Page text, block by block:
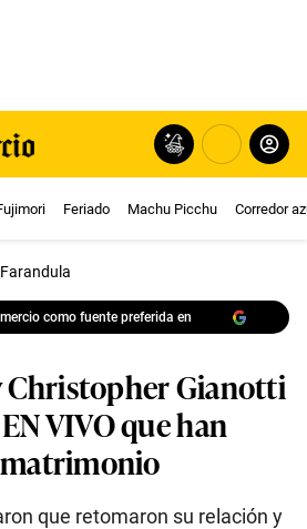
Feriado Machu Picchu Corredor
Farandula
como fuente preferida en
Christopher Gianotti
VIVO que han
que retomaron su relación y